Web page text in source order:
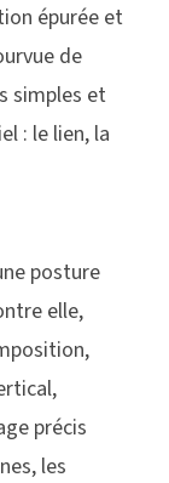
épurée et
de
simples et
: le lien, la
posture
elle,
précis
les